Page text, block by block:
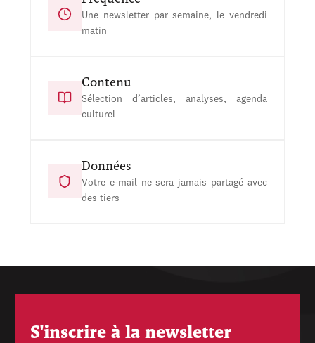
Une newsletter par semaine, le vendredi
matin
Contenu
Sélection d’articles, analyses, agenda
culturel
Données
Votre e-mail ne sera jamais partagé avec
des tiers
S'inscrire à la newsletter